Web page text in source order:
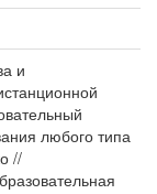
и
любого типа
//